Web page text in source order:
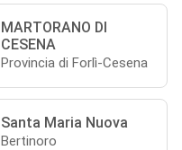
MARTORANO DI
CESENA
Provincia di Forlì-Cesena
Santa Maria Nuova
Bertinoro